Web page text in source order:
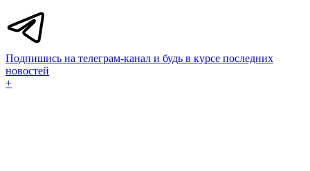
Подпишись на телеграм-канал и будь в курсе последних
новостей
+